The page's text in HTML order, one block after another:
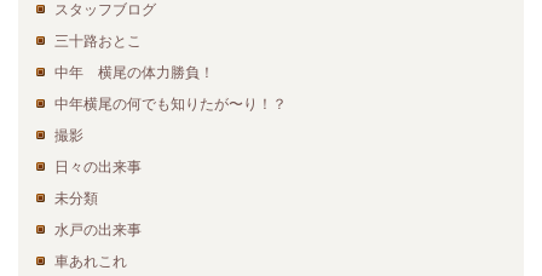
スタッフブログ
三十路おとこ
中年 横尾の体力勝負！
中年横尾の何でも知りたが〜り！？
撮影
日々の出来事
未分類
水戸の出来事
車あれこれ